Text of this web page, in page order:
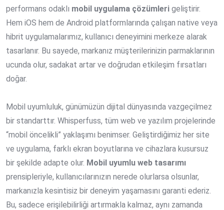
performans odaklı mobil uygulama çözümleri geliştirir.
Hem iOS hem de Android platformlarında çalışan native veya
hibrit uygulamalarımız, kullanıcı deneyimini merkeze alarak
tasarlanır. Bu sayede, markanız müşterilerinizin parmaklarının
ucunda olur, sadakat artar ve doğrudan etkileşim fırsatları
doğar.
Mobil uyumluluk, günümüzün dijital dünyasında vazgeçilmez
bir standarttır. Whisperfuss, tüm web ve yazılım projelerinde
“mobil öncelikli” yaklaşımı benimser. Geliştirdiğimiz her site
ve uygulama, farklı ekran boyutlarına ve cihazlara kusursuz
bir şekilde adapte olur. Mobil uyumlu web tasarımı
prensipleriyle, kullanıcılarınızın nerede olurlarsa olsunlar,
markanızla kesintisiz bir deneyim yaşamasını garanti ederiz.
Bu, sadece erişilebilirliği artırmakla kalmaz, aynı zamanda